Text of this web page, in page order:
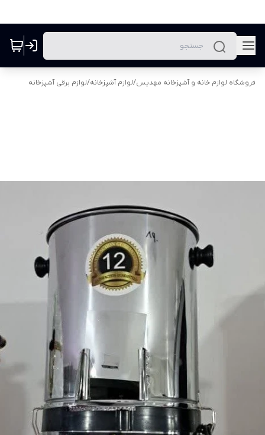
فروشگاه لوازم خانه و آشپزخانه مهدیس/لوازم آشپزخانه/لوازم برقی آشپزخانه